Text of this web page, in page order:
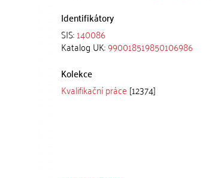
Identifikátory
SIS:140086
Katalog UK:990018519850106986
Kolekce
Kvalifikační práce [12374]